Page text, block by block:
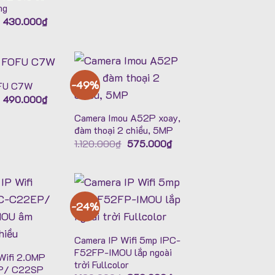
Giá
430.000₫Giá
hiện
430.000₫.
C7W
Giá
gốc
490.000₫Giá
hiện
490.000₫.
-49%
Camera Imou A52P xoay,
đàm thoại 2 chiều, 5MP
1.120.000₫ Giá
gốc
575.000₫Giá
hiện
575.000₫.
2.0MP
C22SP
-24%
Camera IP Wifi 5mp IPC-
F52FP-IMOU lắp ngoài
trời Fullcolor